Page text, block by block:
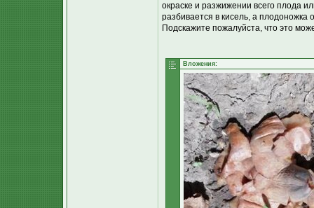
окраске и разжижении всего плода
разбивается в кисель, а плодоножка
Подскажите пожалуйста, что это
Вложения: